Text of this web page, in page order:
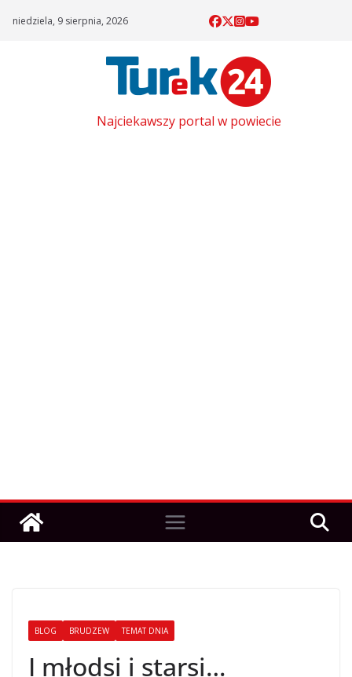
niedziela, 9 sierpnia, 2026
Najciekawszy portal w powiecie
BLOG BRUDZEW TEMAT DNIA
I młodsi i starsi…